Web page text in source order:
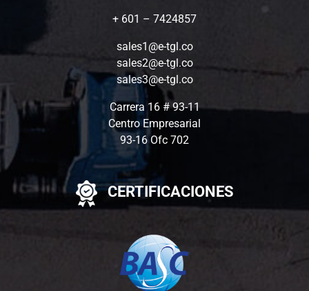
+ 601 – 7424857
sales1@e-tgl.co
sales2@e-tgl.co
sales3@e-tgl.co
Carrera 16 # 93-11
Centro Empresarial
93-16 Ofc 702
CERTIFICACIONES